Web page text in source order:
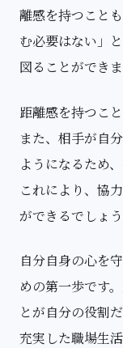
離感を持つこと
む必要はない」
図ることができま
距離感を持つこ
また、相手が自
ようになるため
これにより、協
ができるでしょう
自分自身の心を
めの第一歩です
とが自分の役割
充実した職場生